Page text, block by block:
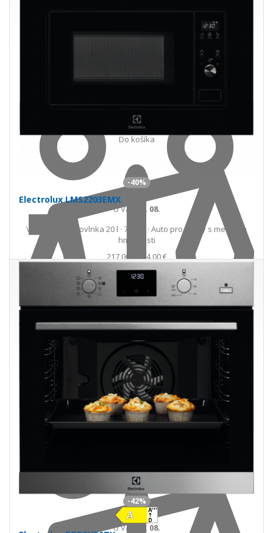
Do košíka
U Vás 18. 08.
-40%
Electrolux LMS2203EMX
Vstavaná mikrovlnka 20 l · 700 W · Auto programy s meraním
hmotnosti
217,00 €364,00 €
Ušetríte 147,00 €s DPH · doprava zdarma
Skladom
U Vás 11. 08.
-42%